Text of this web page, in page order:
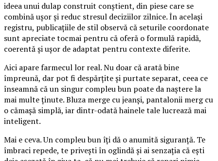
ideea unui dulap construit conștient, din piese care se
combină ușor și reduc stresul deciziilor zilnice. În același
registru, publicațiile de stil observă că seturile coordonate
sunt apreciate tocmai pentru că oferă o formulă rapidă,
coerentă și ușor de adaptat pentru contexte diferite.
Aici apare farmecul lor real. Nu doar că arată bine
împreună, dar pot fi despărțite și purtate separat, ceea ce
înseamnă că un singur compleu bun poate da naștere la
mai multe ținute. Bluza merge cu jeanși, pantalonii merg cu
o cămașă simplă, iar dintr-odată hainele tale lucrează mai
inteligent.
Mai e ceva. Un compleu bun îți dă o anumită siguranță. Te
îmbraci repede, te privești în oglindă și ai senzația că ești